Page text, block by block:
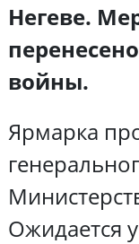
Негеве.
войны.
Ярмарка
Ожидается